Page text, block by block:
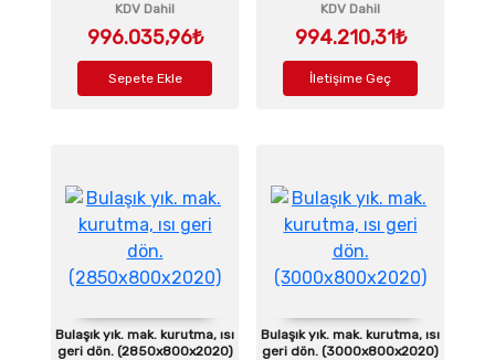
KDV Dahil
996.035,96₺
Sepete Ekle
KDV Dahil
994.210,31₺
İletişime Geç
Bulaşık yık. mak. kurutma, ısı
geri dön. (2850x800x2020)
Bulaşık yık. mak. kurutma, ısı
geri dön. (3000x800x2020)